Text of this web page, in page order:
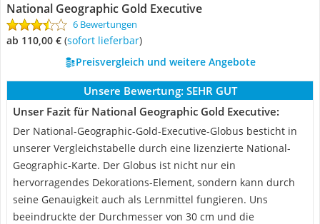
National Geographic Gold Executive
6 Bewertungen
ab 110,00 € ( Sofort lieferbar)
Preisvergleich und weitere Angebote
Unsere Bewertung: SEHR GUT
Unser Fazit für National Geographic Gold Executive:
Der National-Geographic-Gold-Executive-Globus besticht in
unserer Vergleichstabelle durch eine lizenzierte National-
Geographic-Karte. Der Globus ist nicht nur ein
hervorragendes Dekorations-Element, sondern kann durch
seine Genauigkeit auch als Lernmittel fungieren. Uns
beeindruckte der Durchmesser von 30 cm und die